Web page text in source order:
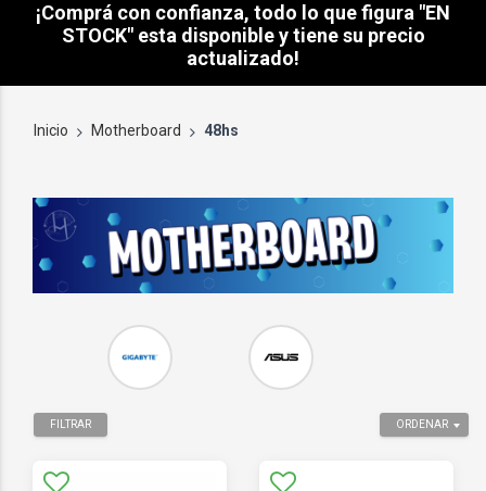
¡Comprá con confianza, todo lo que figura "EN
STOCK" esta disponible y tiene su precio
actualizado!
Inicio Motherboard 48hs
ORDENAR
FILTRAR